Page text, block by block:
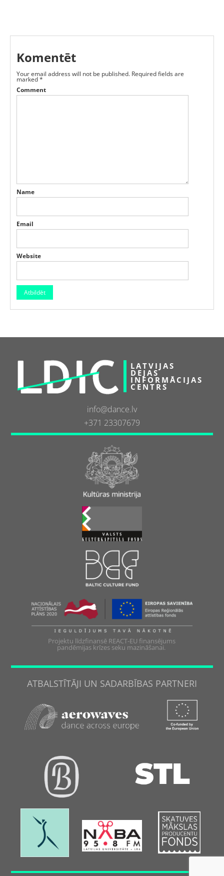
Komentēt
Your email address will not be published. Required fields are
marked*
Comment
Name
Email
Website
LATVIJAS
DEJAS
INFORMĀCIJAS
CENTRS
info@dance.lv
+371 23307679
Projektu līdzfinansē REACT-EU finansējums
pandēmijas krīzes seku mazināšanai.
ATBALSTĪTĀJI UN SADARBĪBAS PARTNERI